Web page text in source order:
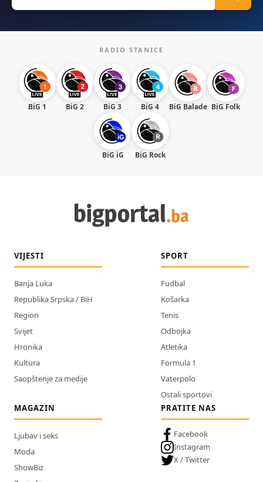
RADIO STANICE
BiG 1 BiG 2 BiG 3 BiG 4 BiG Balade BiG Folk
BiG iG BiG Rock
VIJESTI
Banja Luka
Republika Srpska / BiH
Region
Svijet
Hronika
Kultura
Saopštenje za medije
SPORT
Fudbal
Košarka
Tenis
Odbojka
Atletika
Formula 1
Vaterpolo
Ostali sportovi
MAGAZIN
Ljubav i seks
Moda
ShowBiz
PRATITE NAS
Facebook
Instagram
X / Twitter